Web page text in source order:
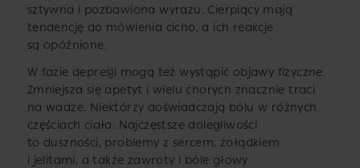
sztywna i pozbawiona wyrazu. Cierpiący mają
tendencję do mówienia cicho, a ich reakcje
są opóźnione.
W fazie depresji mogą też wystąpić objawy fizyczne.
Zmniejsza się apetyt i wielu chorych znacznie traci
na wadze. Niektórzy doświadczają bólu w różnych
częściach ciała. Najczęstsze dolegliwości
to duszności, problemy z sercem, żołądkiem
i jelitami, a także zawroty i bóle głowy